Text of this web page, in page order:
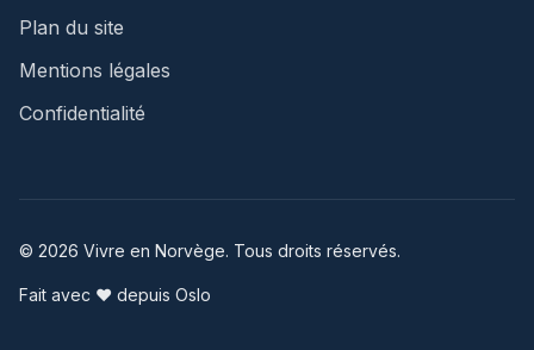
Plan du site
Mentions légales
Confidentialité
© 2026 Vivre en Norvège. Tous droits réservés.
Fait avec ❤️ depuis Oslo